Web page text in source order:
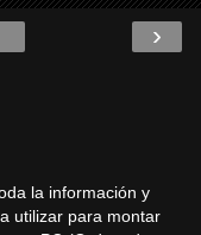
›
la información y
utilizar para montar